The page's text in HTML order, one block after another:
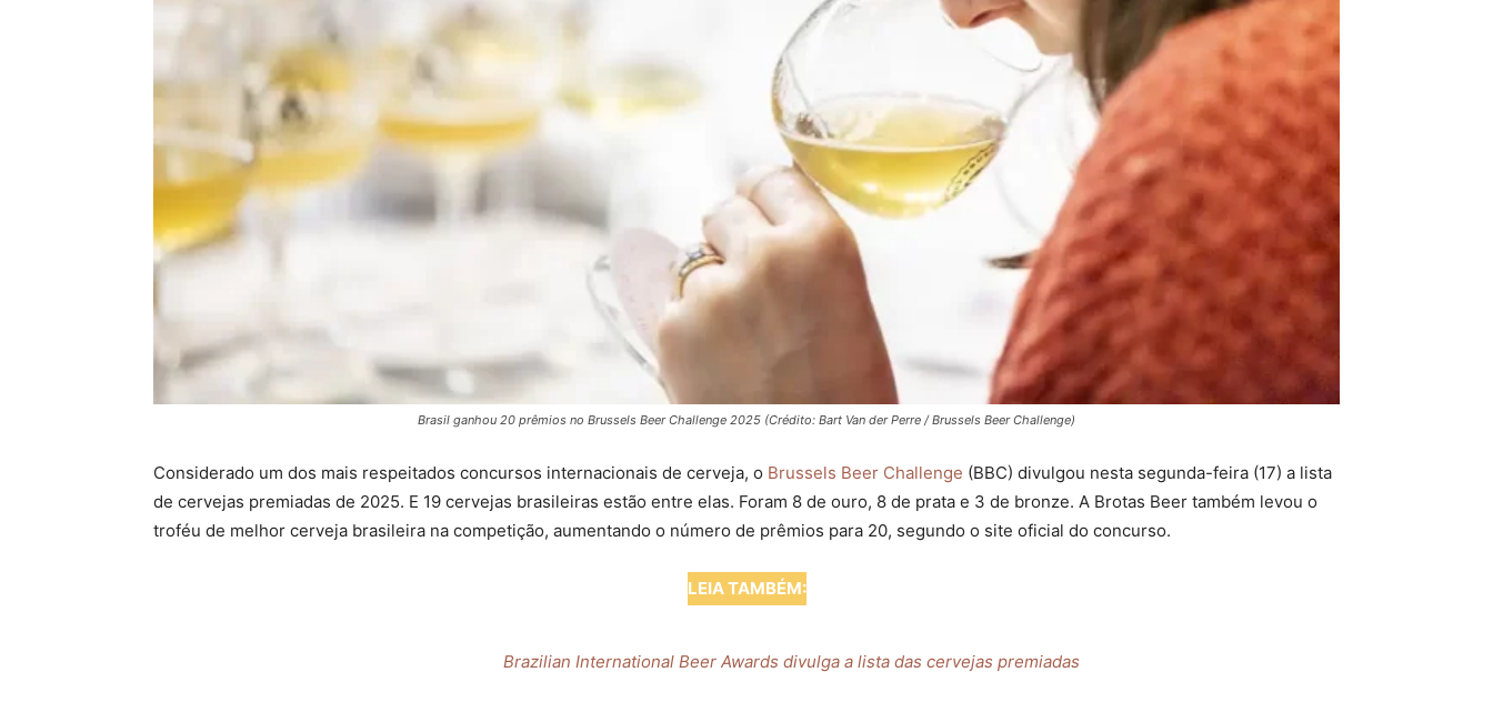
Brasil ganhou 20 prêmios no Brussels Beer Challenge 2025 (Crédito: Bart Van der Perre / Brussels Beer Challenge)
Considerado um dos mais respeitados concursos internacionais de cerveja, o Brussels Beer Challenge (BBC) divulgou nesta segunda-feira (17) a lista
de cervejas premiadas de 2025. E 19 cervejas brasileiras estão entre elas. Foram 8 de ouro, 8 de prata e 3 de bronze. A Brotas Beer também levou o
troféu de melhor cerveja brasileira na competição, aumentando o número de prêmios para 20, segundo o site oficial do concurso.
LEIA TAMBÉM:
Brazilian International Beer Awards divulga a lista das cervejas premiadas